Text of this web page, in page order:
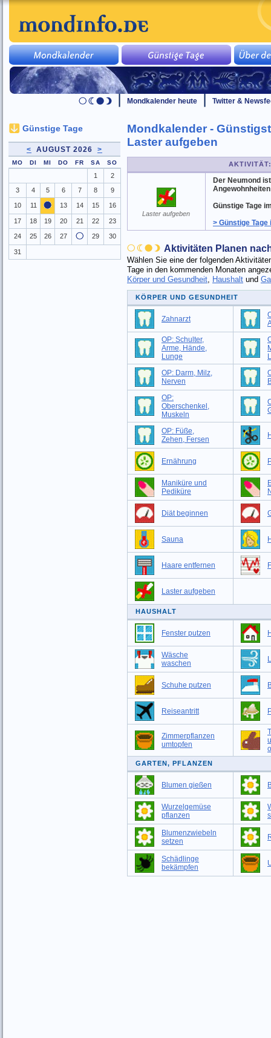
Mondkalender heute Twitter &
Mondkalender -
Laster aufgeben
Laster aufgeben
Der Neumond
Günstige Tage
> Günstige
Aktivitäten Planen
Wählen Sie eine der folgenden
Tage in den kommenden Monaten
Körper und Gesundheit, Haushaltund
KÖRPER UND GESUNDHEIT
Zahnarzt
OP: Schulter,
Arme, Hände,
Lunge
OP: Darm, Milz,
Nerven
OP:
Oberschenkel,
Muskeln
OP: Füße,
Zehen, Fersen
Ernährung
Maniküre und
Pediküre
Diät beginnen
Sauna
Haare entfernen
Laster aufgeben
HAUSHALT
Fenster putzen
Wäsche
waschen
Schuhe putzen
Reiseantritt
Zimmerpflanzen
umtopfen
GARTEN, PFLANZEN
Blumen gießen
Wurzelgemüse
pflanzen
Blumenzwiebeln
setzen
Schädlinge
bekämpfen
Günstige Tage
< AUGUST 2026 >
MO DI MI DO FR SA SO
1
2
3
4 5 6 7 8 9
10 11 13 14 15 16
17 18 19 20 21 22 23
24 25 26 27 29 30
31